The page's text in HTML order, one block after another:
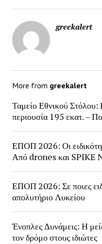
greekalert
More from greekalert
Ταμείο Εθνικού
περιουσία 195 εκατ. –
ΕΠΟΠ 2026: Οι
Από drones και SPIKE
ΕΠΟΠ 2026: Σε ποιες
απολυτήριο Λυκείου
Ένοπλες Δυνάμεις: Η
τον δρόμο στους ιδιώτες